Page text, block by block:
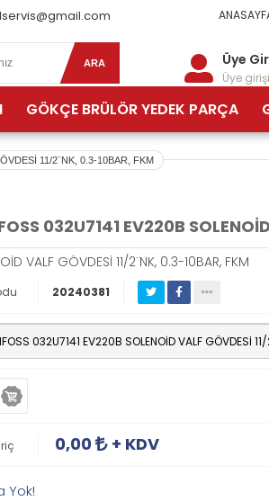
ARA Üye
Üye
GÖKÇE BRÜLÖR YEDEK PARÇA
11/2¨NK, 0.3-10BAR, FKM
032U7141 EV220B
VALF GÖVDESİ 11/2¨NK, 0.3-10BAR, FKM
20240381
0,00 + KDV
Yok!